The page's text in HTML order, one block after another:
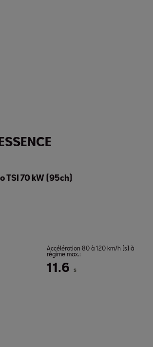
TSI 70 kW (95ch)
Accélération 80 à 120 km/h (s) à
régime max.:
11.6 s